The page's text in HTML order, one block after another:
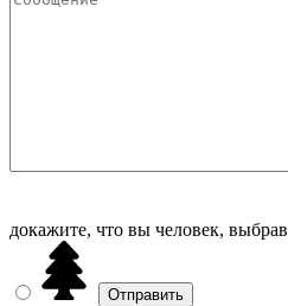
докажите, что вы человек, выбрав